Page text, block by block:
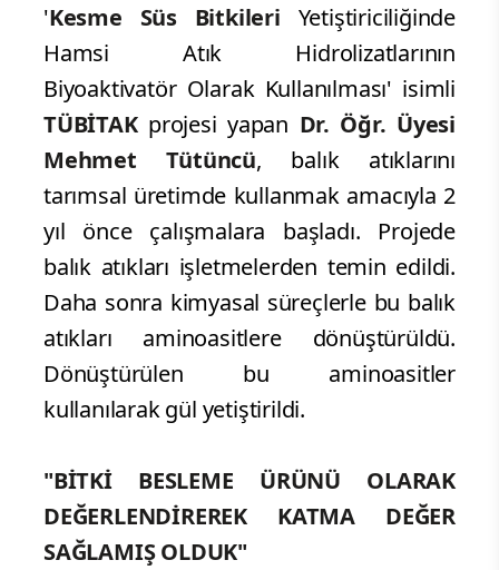
'Kesme Süs Bitkileri Yetiştiriciliğinde
Hamsi Atık Hidrolizatlarının
Biyoaktivatör Olarak Kullanılması' isimli
TÜBİTAK projesi yapan Dr. Öğr. Üyesi
Mehmet Tütüncü, balık atıklarını
tarımsal üretimde kullanmak amacıyla 2
yıl önce çalışmalara başladı. Projede
balık atıkları işletmelerden temin edildi.
Daha sonra kimyasal süreçlerle bu balık
atıkları aminoasitlere dönüştürüldü.
Dönüştürülen bu aminoasitler
kullanılarak gül yetiştirildi.
"BİTKİ BESLEME ÜRÜNÜ OLARAK
DEĞERLENDİREREK KATMA DEĞER
SAĞLAMIŞ OLDUK"